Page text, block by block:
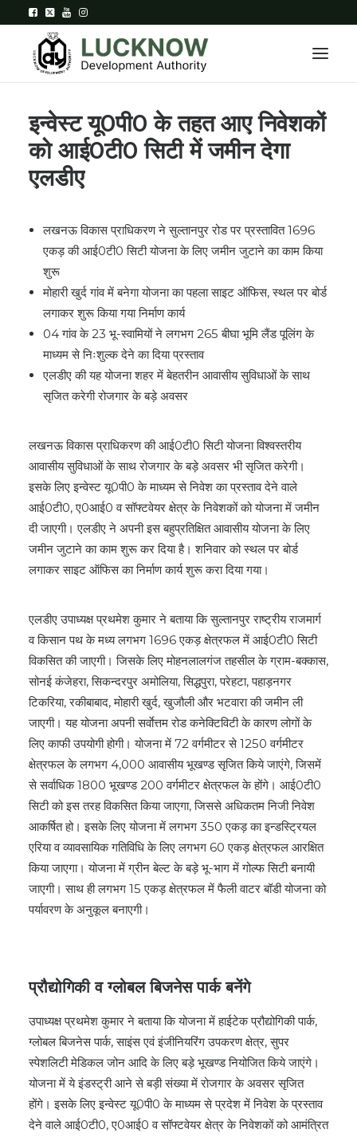
Home
Citizen Services
Contact Us
Citizen Login
इन्वेस्ट यू0पी0 के तहत आए निवेशकों
को आई0टी0 सिटी में जमीन देगा
एलडीए
लखनऊ विकास प्राधिकरण ने सुल्तानपुर रोड पर प्रस्तावित 1696
एकड़ की आई0टी0 सिटी योजना के लिए जमीन जुटाने का काम किया
शुरू
मोहारी खुर्द गांव में बनेगा योजना का पहला साइट ऑफिस, स्थल पर बोर्ड
लगाकर शुरू किया गया निर्माण कार्य
04 गांव के 23 भू-स्वामियों ने लगभग 265 बीघा भूमि लैंड पूलिंग के
माध्यम से निःशुल्क देने का दिया प्रस्ताव
एलडीए की यह योजना शहर में बेहतरीन आवासीय सुविधाओं के साथ
सृजित करेगी रोजगार के बड़े अवसर
लखनऊ विकास प्राधिकरण की आई0टी0 सिटी योजना विश्वस्तरीय
आवासीय सुविधाओं के साथ रोजगार के बड़े अवसर भी सृजित करेगी।
इसके लिए इन्वेस्ट यू0पी0 के माध्यम से निवेश का प्रस्ताव देने वाले
आई0टी0, ए0आई0 व सॉफ्टवेयर क्षेत्र के निवेशकों को योजना में जमीन
दी जाएगी। एलडीए ने अपनी इस बहुप्रतिक्षित आवासीय योजना के लिए
जमीन जुटाने का काम शुरू कर दिया है। शनिवार को स्थल पर बोर्ड
लगाकर साइट ऑफिस का निर्माण कार्य शुरू करा दिया गया।
एलडीए उपाध्यक्ष प्रथमेश कुमार ने बताया कि सुल्तानपुर राष्ट्रीय राजमार्ग
व किसान पथ के मध्य लगभग 1696 एकड़ क्षेत्रफल में आई0टी0 सिटी
विकसित की जाएगी। जिसके लिए मोहनलालगंज तहसील के ग्राम-बक्कास,
सोनई कंजेहरा, सिकन्दरपुर अमोलिया, सिद्धपुरा, परेहटा, पहाड़नगर
टिकरिया, रकीबाबाद, मोहारी खुर्द, खुजौली और भटवारा की जमीन ली
जाएगी। यह योजना अपनी सर्वाेत्तम रोड कनेक्टिविटी के कारण लोगों के
लिए काफी उपयोगी होगी। योजना में 72 वर्गमीटर से 1250 वर्गमीटर
क्षेत्रफल के लगभग 4,000 आवासीय भूखण्ड सृजित किये जाएंगे, जिसमें
से सर्वाधिक 1800 भूखण्ड 200 वर्गमीटर क्षेत्रफल के होंगे। आई0टी0
सिटी को इस तरह विकसित किया जाएगा, जिससे अधिकतम निजी निवेश
आकर्षित हो। इसके लिए योजना में लगभग 350 एकड़ का इन्डस्ट्रियल
एरिया व व्यावसायिक गतिविधि के लिए लगभग 60 एकड़ क्षेत्रफल आरक्षित
किया जाएगा। योजना में ग्रीन बेल्ट के बड़े भू-भाग में गोल्फ सिटी बनायी
जाएगी। साथ ही लगभग 15 एकड़ क्षेत्रफल में फैली वाटर बॉडी योजना को
पर्यावरण के अनुकूल बनाएगी।
प्रौद्योगिकी व ग्लोबल बिजनेस पार्क बनेंगे
उपाध्यक्ष प्रथमेश कुमार ने बताया कि योजना में हाईटेक प्रौद्योगिकी पार्क,
ग्लोबल बिजनेस पार्क, साइंस एवं इंजीनियरिंग उपकरण क्षेत्र, सुपर
स्पेशलिटी मेडिकल जोन आदि के लिए बड़े भूखण्ड नियोजित किये जाएंगे।
योजना में ये इंडस्ट्री आने से बड़ी संख्या में रोजगार के अवसर सृजित
होंगे। इसके लिए इन्वेस्ट यू0पी0 के माध्यम से प्रदेश में निवेश के प्रस्ताव
देने वाले आई0टी0, ए0आई0 व सॉफ्टवेयर क्षेत्र के निवेशकों को आमंत्रित